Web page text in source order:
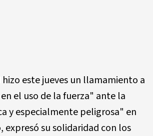
hizo este jueves un llamamiento a
el uso de la fuerza" ante la
y especialmente peligrosa" en
, expresó su solidaridad con los